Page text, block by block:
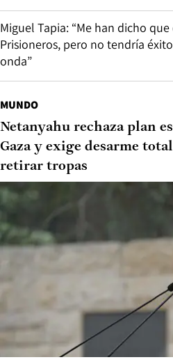
Miguel Tapia: “Me han dicho
Prisioneros, pero no tendría
onda”
MUNDO
Netanyahu rechaza plan
Gaza y exige desarme
retirar tropas